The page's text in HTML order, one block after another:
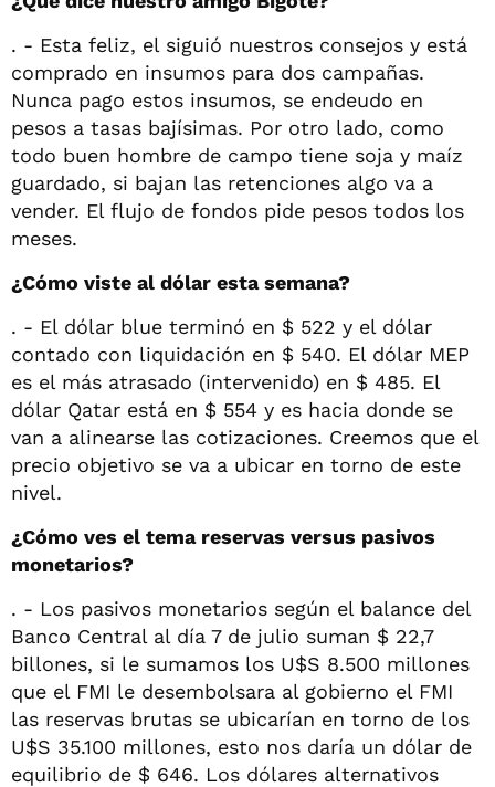
. - Esta feliz, el siguió nuestros consejos y está
comprado en insumos para dos campañas.
Nunca pago estos insumos, se endeudo en
pesos a tasas bajísimas. Por otro lado, como
todo buen hombre de campo tiene soja y maíz
guardado, si bajan las retenciones algo va a
vender. El flujo de fondos pide pesos todos los
meses.
¿Cómo viste al dólar esta semana?
. - El dólar blue terminó en $ 522 y el dólar
contado con liquidación en $ 540. El dólar MEP
es el más atrasado (intervenido) en $ 485. El
dólar Qatar está en $ 554 y es hacia donde se
van a alinearse las cotizaciones. Creemos que el
precio objetivo se va a ubicar en torno de este
nivel.
¿Cómo ves el tema reservas versus pasivos
monetarios?
. - Los pasivos monetarios según el balance del
Banco Central al día 7 de julio suman $ 22,7
billones, si le sumamos los U$S 8.500 millones
que el FMI le desembolsara al gobierno el FMI
las reservas brutas se ubicarían en torno de los
U$S 35.100 millones, esto nos daría un dólar de
equilibrio de $ 646. Los dólares alternativos